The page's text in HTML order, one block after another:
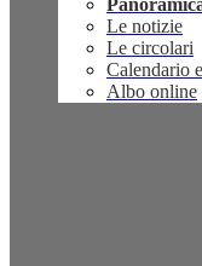
Le notizie
Le circolari
Calendario
Albo online